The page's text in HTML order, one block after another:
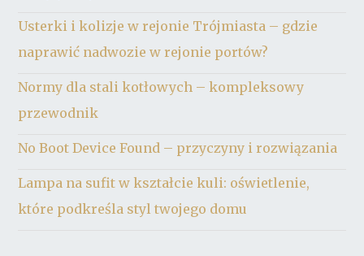
Usterki i kolizje w rejonie Trójmiasta – gdzie
naprawić nadwozie w rejonie portów?
Normy dla stali kotłowych – kompleksowy
przewodnik
No Boot Device Found – przyczyny i rozwiązania
Lampa na sufit w kształcie kuli: oświetlenie,
które podkreśla styl twojego domu